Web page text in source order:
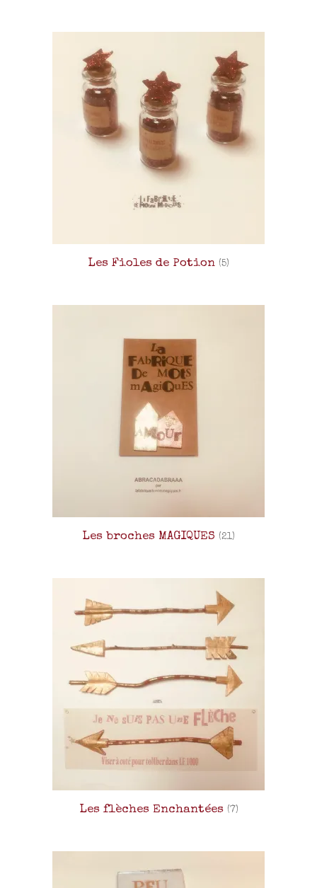
Les Fioles de Potion (5)
Les broches MAGIQUES (21)
Les flèches Enchantées (7)